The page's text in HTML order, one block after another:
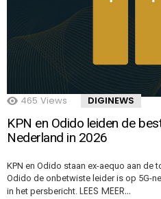
465 Views DIGINEWS
KPN en Odido leiden de
Nederland in 2026
KPN en Odido staan ex-aequo aan de
Odido de onbetwiste leider is op 5G-
in het persbericht. LEES MEER…